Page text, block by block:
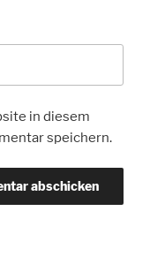
in diesem
speichern.